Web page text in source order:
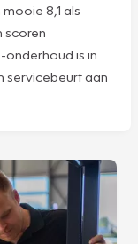
8,1 als
scoren
onderhoud is in
servicebeurt aan